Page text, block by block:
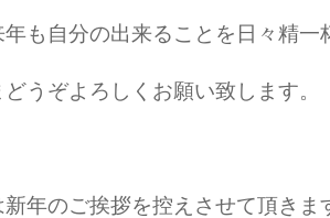
年も自分の出来ることを日々精
どうぞよろしくお願い致します。
新年のご挨拶を控えさせて頂きま